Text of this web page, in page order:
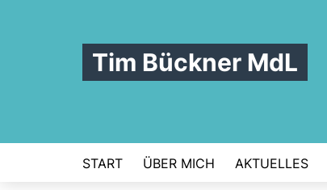
Tim Bückner MdL
START ÜBER MICH AKTUELLES